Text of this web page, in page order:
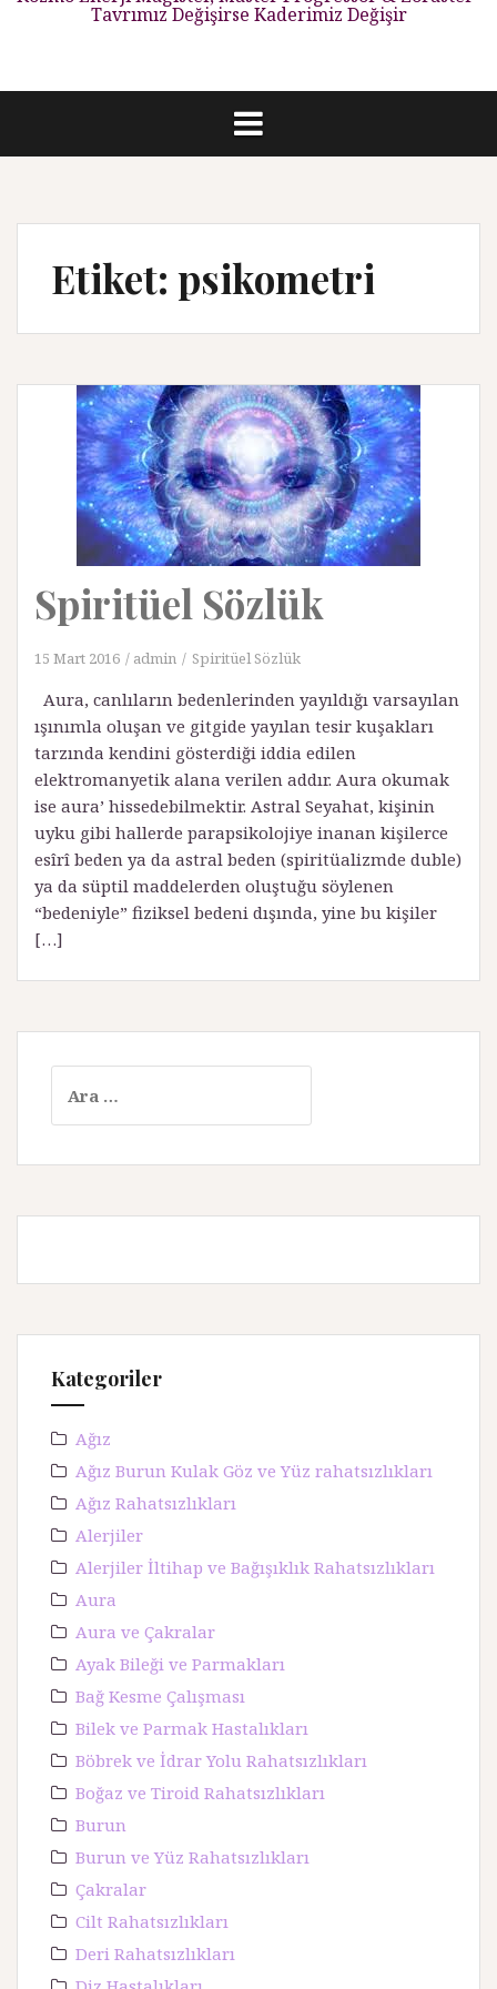
Tavrımız Değişirse Kaderimiz Değişir
Etiket: psikometri
Spiritüel Sözlük
15 Mart 2016 admin Spiritüel Sözlük
Aura, canlıların bedenlerinden yayıldığı varsayılan
ışınımla oluşan ve gitgide yayılan tesir kuşakları
tarzında kendini gösterdiği iddia edilen
elektromanyetik alana verilen addır. Aura okumak
ise aura’ hissedebilmektir. Astral Seyahat, kişinin
uyku gibi hallerde parapsikolojiye inanan kişilerce
esîrî beden ya da astral beden (spiritüalizmde duble)
ya da süptil maddelerden oluştuğu söylenen
“bedeniyle” fiziksel bedeni dışında, yine bu kişiler
[…]
a
m
:
Kategoriler
Ağız
Ağız Burun Kulak Göz ve Yüz rahatsızlıkları
Ağız Rahatsızlıkları
Alerjiler
Alerjiler İltihap ve Bağışıklık Rahatsızlıkları
Aura
Aura ve Çakralar
Ayak Bileği ve Parmakları
Bağ Kesme Çalışması
Bilek ve Parmak Hastalıkları
Böbrek ve İdrar Yolu Rahatsızlıkları
Boğaz ve Tiroid Rahatsızlıkları
Burun
Burun ve Yüz Rahatsızlıkları
Çakralar
Cilt Rahatsızlıkları
Deri Rahatsızlıkları